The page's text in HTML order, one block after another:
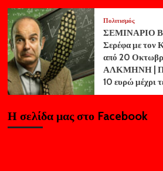
Πολιτισμός
ΣΕΜΙΝΑΡΙΟ
Σερέφα με τον
από 20
ΑΛΚΜΗΝΗ |
10 ευρώ μέχρι
Η σελίδα μας στο Facebook